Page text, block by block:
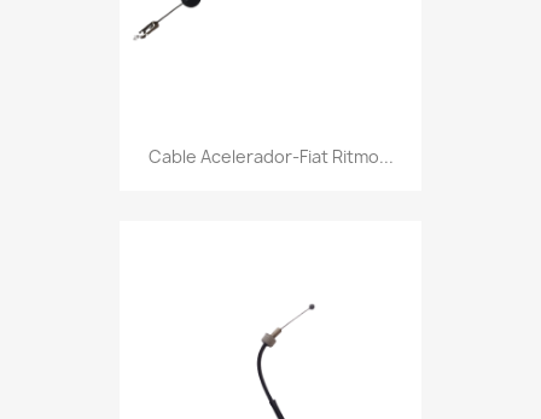
Cable Acelerador-Fiat Ritmo...